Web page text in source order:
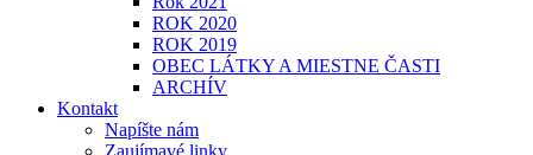
ROK 2020
ROK 2019
OBEC LÁTKY A MIESTNE ČASTI
ARCHÍV
Kontakt
Napíšte nám
Zaujímavé linky